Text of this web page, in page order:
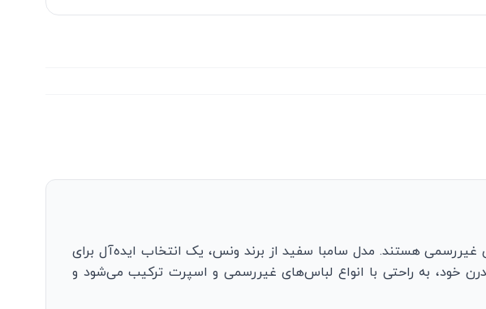
هستند. مدل سامبا سفید از برند ونس، یک انتخاب ایده‌آل برای
خود، به راحتی با انواع لباس‌های غیررسمی و اسپرت ترکیب می‌شود و